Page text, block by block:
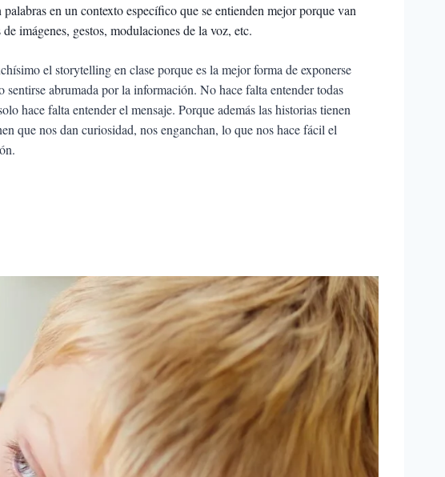
en un contexto específico que se entienden mejor porque van
de imágenes, gestos, modulaciones de la voz, etc.
el storytelling en clase porque es la mejor forma de exponerse
sentirse abrumada por la información. No hace falta entender todas
hace falta entender el mensaje. Porque además las historias tienen
que nos dan curiosidad, nos enganchan, lo que nos hace fácil el